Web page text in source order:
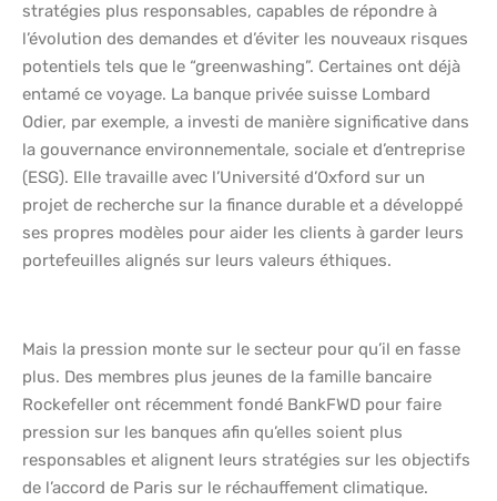
stratégies plus responsables, capables de répondre à
l’évolution des demandes et d’éviter les nouveaux risques
potentiels tels que le “greenwashing”. Certaines ont déjà
entamé ce voyage. La banque privée suisse Lombard
Odier, par exemple, a investi de manière significative dans
la gouvernance environnementale, sociale et d’entreprise
(ESG). Elle travaille avec l’Université d’Oxford sur un
projet de recherche sur la finance durable et a développé
ses propres modèles pour aider les clients à garder leurs
portefeuilles alignés sur leurs valeurs éthiques.
Mais la pression monte sur le secteur pour qu’il en fasse
plus. Des membres plus jeunes de la famille bancaire
Rockefeller ont récemment fondé BankFWD pour faire
pression sur les banques afin qu’elles soient plus
responsables et alignent leurs stratégies sur les objectifs
de l’accord de Paris sur le réchauffement climatique.